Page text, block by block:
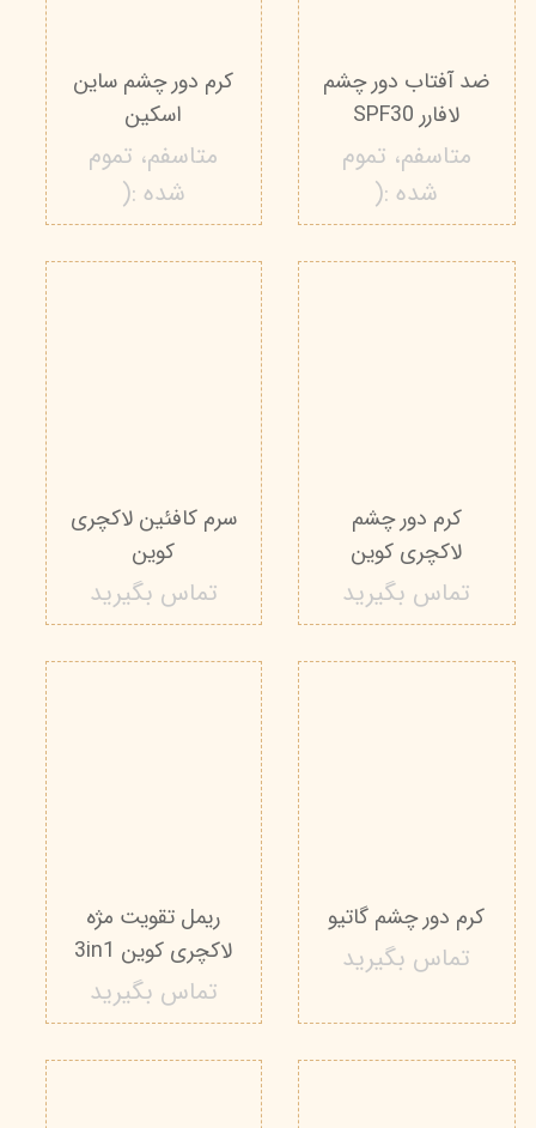
ضد آفتاب دور چشم
لافارر SPF30
متاسفم، تموم
شده :(
کرم دور چشم ساین
اسکین
متاسفم، تموم
شده :(
کرم دور چشم
لاکچری کوین
تماس بگیرید
سرم کافئین لاکچری
کوین
تماس بگیرید
کرم دور چشم گاتیو
تماس بگیرید
ريمل تقويت مژه
لاكچری كوين 3in1
تماس بگیرید